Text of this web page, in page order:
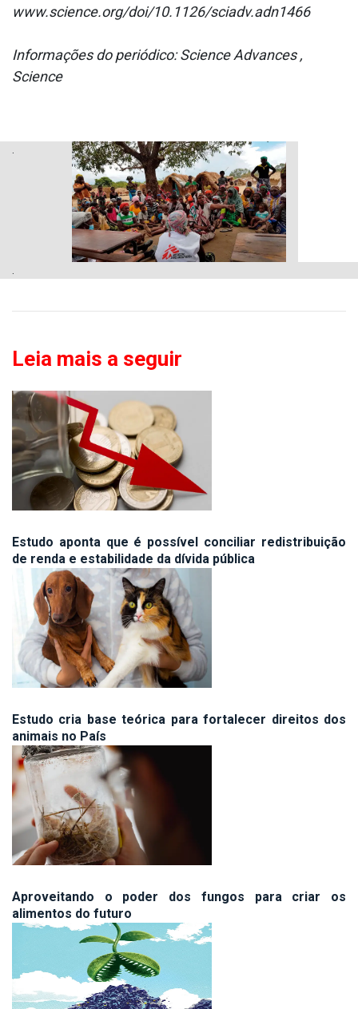
www.science.org/doi/10.1126/sciadv.adn1466
Informações do periódico: Science Advances ,
Science
.
Leia mais a seguir
Estudo aponta que é possível conciliar redistribuição
de renda e estabilidade da dívida pública
Estudo cria base teórica para fortalecer direitos dos
animais no País
Aproveitando o poder dos fungos para criar os
alimentos do futuro